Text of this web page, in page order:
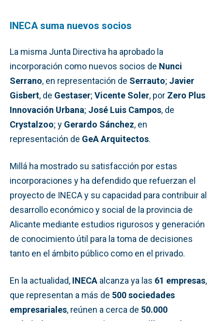
INECA suma nuevos socios
La misma Junta Directiva ha aprobado la
incorporación como nuevos socios de Nunci
Serrano, en representación de Serrauto; Javier
Gisbert, de Gestaser; Vicente Soler, por Zero Plus
Innovación Urbana; José Luis Campos, de
Crystalzoo; y Gerardo Sánchez, en
representación de GeA Arquitectos.
Millá ha mostrado su satisfacción por estas
incorporaciones y ha defendido que refuerzan el
proyecto de INECA y su capacidad para contribuir al
desarrollo económico y social de la provincia de
Alicante mediante estudios rigurosos y generación
de conocimiento útil para la toma de decisiones
tanto en el ámbito público como en el privado.
En la actualidad, INECA alcanza ya las 61 empresas,
que representan a más de 500 sociedades
empresariales, reúnen a cerca de 50.000